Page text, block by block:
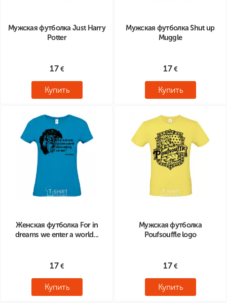
Мужская футболка Just Harry
Potter
17
Купить
Мужская футболка Shut up
Muggle
17
Купить
Женская футболка For in
dreams we enter a world...
17
Купить
Мужская футболка
Poufsouffle logo
17
Купить